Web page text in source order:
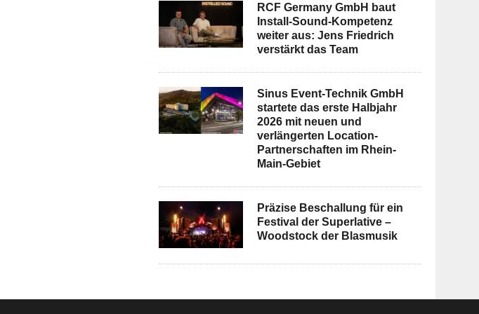
RCF Germany GmbH baut
Install-Sound-Kompetenz
weiter aus: Jens Friedrich
verstärkt das Team
Sinus Event-Technik GmbH
startete das erste Halbjahr
2026 mit neuen und
verlängerten Location-
Partnerschaften im Rhein-
Main-Gebiet
Präzise Beschallung für ein
Festival der Superlative –
Woodstock der Blasmusik